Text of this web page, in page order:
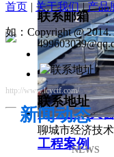
薄型通风天
工程案例
新闻动态
NEWS
联系邮箱
联系地址
聊城市经济技
http://www.lcyctf.com/
首页 | 关于我们 | 产品
如：Copyright @